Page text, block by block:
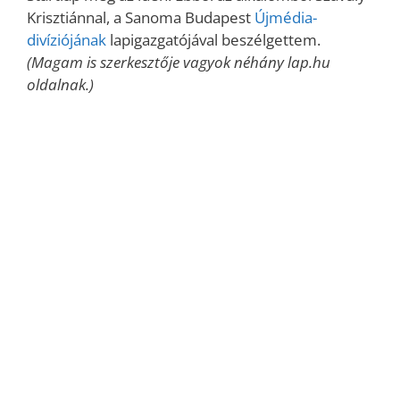
Krisztiánnal, a Sanoma Budapest Újmédia-
divíziójának lapigazgatójával beszélgettem.
(Magam is szerkesztője vagyok néhány lap.hu
oldalnak.)